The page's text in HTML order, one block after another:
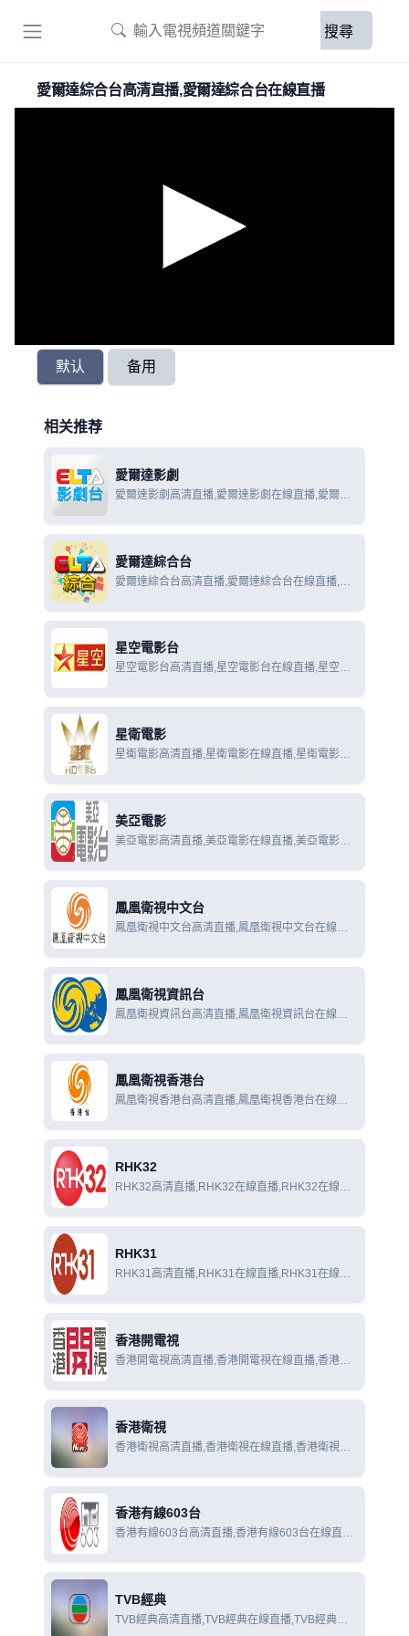
搜尋
愛爾達綜合台高清直播,愛爾達綜合台在線直播
默认 备用
相关推荐
愛爾達影劇
愛爾達影劇高清直播,愛爾達影劇在線直播,愛爾達
愛爾達綜合台
愛爾達綜合台高清直播,愛爾達綜合台在線直播,愛
星空電影台
星空電影台高清直播,星空電影台在線直播,星空電
星衛電影
星衛電影高清直播,星衛電影在線直播,星衛電影在
美亞電影
美亞電影高清直播,美亞電影在線直播,美亞電影在
鳳凰衛視中文台
鳳凰衛視中文台高清直播,鳳凰衛視中文台在線直
鳳凰衛視資訊台
鳳凰衛視資訊台高清直播,鳳凰衛視資訊台在線直
鳳凰衛視香港台
鳳凰衛視香港台高清直播,鳳凰衛視香港台在線直
RHK32
RHK32高清直播,RHK32在線直播,RHK32在線觀
RHK31
RHK31高清直播,RHK31在線直播,RHK31在線觀
香港開電視
香港開電視高清直播,香港開電視在線直播,香港開
香港衛視
香港衛視高清直播,香港衛視在線直播,香港衛視在
香港有線603台
香港有線603台高清直播,香港有線603台在線直播,
TVB經典
TVB經典高清直播,TVB經典在線直播,TVB經典在